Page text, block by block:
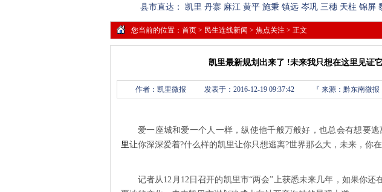
县市直达： 凯里 丹寨 麻江 黄平 施秉 镇远 岑巩 三穗 天柱 锦屏
您当前的位置： 首页 > 民生连线新闻 > 焦点关注 > 正文
凯里最新规划出来了 !未来我只想在这里见证
作者：凯里微报 发表于：2016-12-19 09:37:42 『 来源：黔东南微报
爱一座城和爱一个人一样，纵使他千般万般好，也总会有想要
里让你深深爱着?什么样的凯里让你只想逃离?世界那么大，未来，你
记者从12月12日召开的凯里市“两会”上获悉未来几年，如果你